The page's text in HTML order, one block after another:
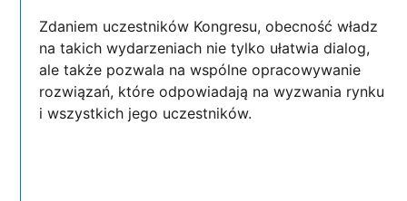
Zdaniem uczestników Kongresu, obecność władz
na takich wydarzeniach nie tylko ułatwia dialog,
ale także pozwala na wspólne opracowywanie
rozwiązań, które odpowiadają na wyzwania rynku
i wszystkich jego uczestników.